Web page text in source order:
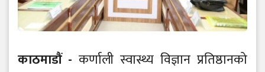
काठमाडौं - कर्णाली स्वास्थ्य विज्ञान प्रतिष्ठानको